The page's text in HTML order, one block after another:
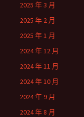
2025 年 3 月
2025 年 2 月
2025 年 1 月
2024 年 12 月
2024 年 11 月
2024 年 10 月
2024 年 9 月
2024 年 8 月